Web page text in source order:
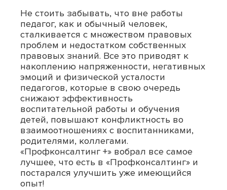
Не стоить забывать, что вне работы
педагог, как и обычный человек,
сталкивается с множеством правовых
проблем и недостатком собственных
правовых знаний. Все это приводят к
накоплению напряженности, негативных
эмоций и физической усталости
педагогов, которые в свою очередь
снижают эффективность
воспитательной работы и обучения
детей, повышают конфликтность во
взаимоотношениях с воспитанниками,
родителями, коллегами.
«Профконсалтинг +» вобрал все самое
лучшее, что есть в «Профконсалтинг» и
постарался улучшить уже имеющийся
опыт!